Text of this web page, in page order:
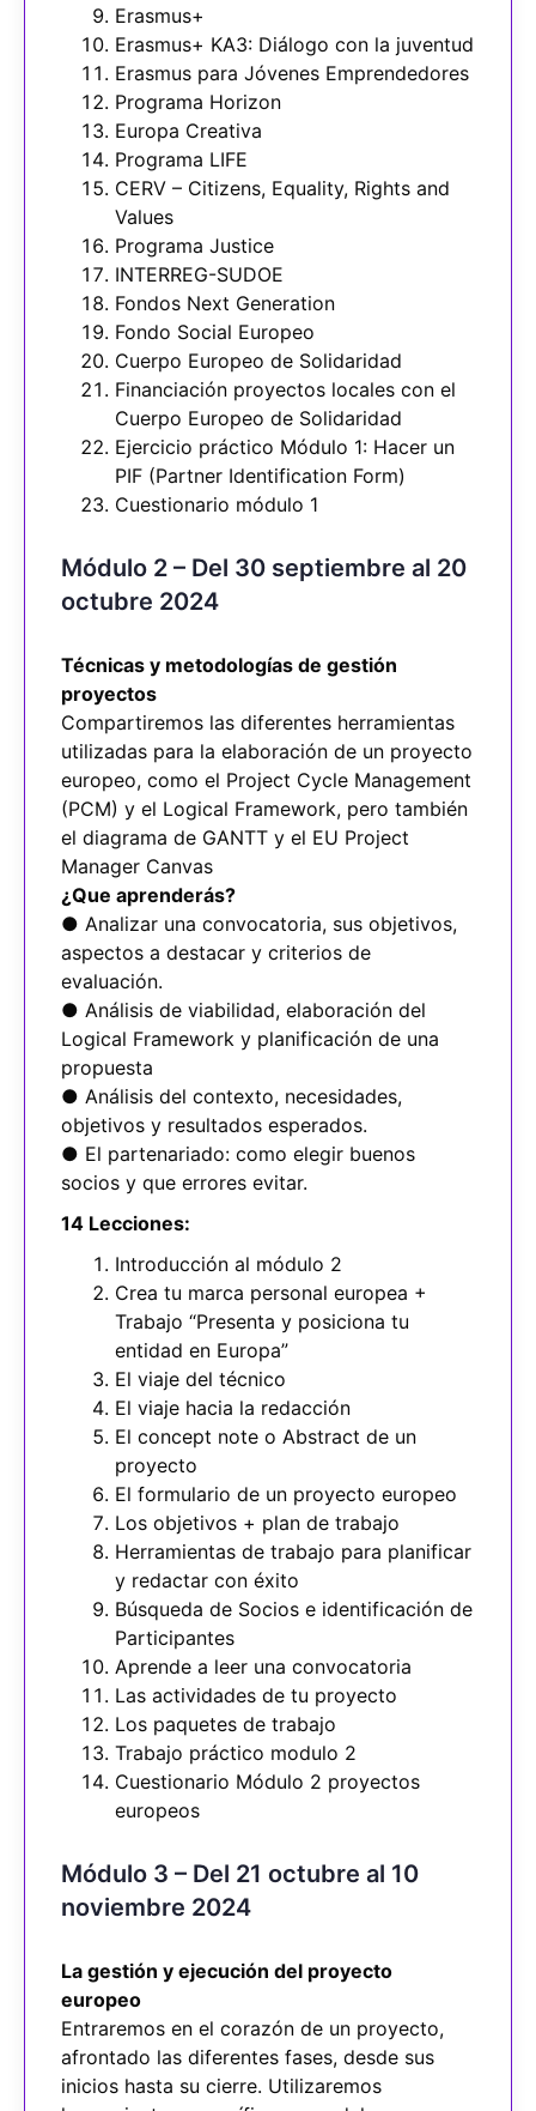
Erasmus+
Erasmus+ KA3: Diálogo con la juventud
Erasmus para Jóvenes Emprendedores
Programa Horizon
Europa Creativa
Programa LIFE
CERV – Citizens, Equality, Rights and
Values
Programa Justice
INTERREG-SUDOE
Fondos Next Generation
Fondo Social Europeo
Cuerpo Europeo de Solidaridad
Financiación proyectos locales con el
Cuerpo Europeo de Solidaridad
Ejercicio práctico Módulo 1: Hacer un
PIF (Partner Identification Form)
Cuestionario módulo 1
Módulo 2 – Del 30 septiembre al 20
octubre 2024
Técnicas y metodologías de gestión
proyectos
Compartiremos las diferentes herramientas
utilizadas para la elaboración de un proyecto
europeo, como el Project Cycle Management
(PCM) y el Logical Framework, pero también
el diagrama de GANTT y el EU Project
Manager Canvas
¿Que aprenderás?
● Analizar una convocatoria, sus objetivos,
aspectos a destacar y criterios de
evaluación.
● Análisis de viabilidad, elaboración del
Logical Framework y planificación de una
propuesta
● Análisis del contexto, necesidades,
objetivos y resultados esperados.
● El partenariado: como elegir buenos
socios y que errores evitar.
14 Lecciones:
Introducción al módulo 2
Crea tu marca personal europea +
Trabajo “Presenta y posiciona tu
entidad en Europa”
El viaje del técnico
El viaje hacia la redacción
El concept note o Abstract de un
proyecto
El formulario de un proyecto europeo
Los objetivos + plan de trabajo
Herramientas de trabajo para planificar
y redactar con éxito
Búsqueda de Socios e identificación de
Participantes
Aprende a leer una convocatoria
Las actividades de tu proyecto
Los paquetes de trabajo
Trabajo práctico modulo 2
Cuestionario Módulo 2 proyectos
europeos
Módulo 3 – Del 21 octubre al 10
noviembre 2024
La gestión y ejecución del proyecto
europeo
Entraremos en el corazón de un proyecto,
afrontado las diferentes fases, desde sus
inicios hasta su cierre. Utilizaremos